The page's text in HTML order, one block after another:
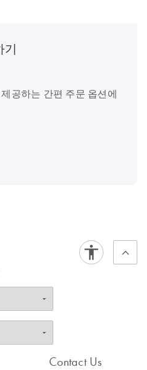
기
공하는 간편 주문 옵션에
Contact Us